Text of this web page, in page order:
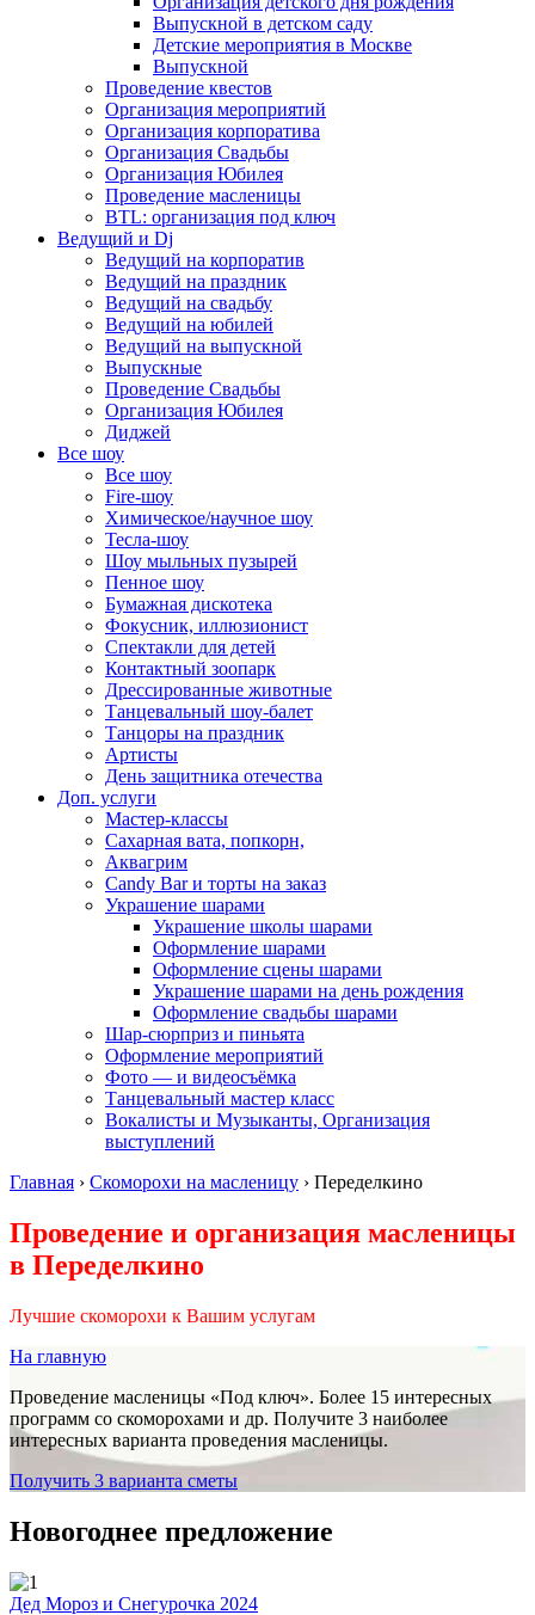
Выпускной в детском саду
Детские мероприятия в Москве
Выпускной
Проведение квестов
Организация мероприятий
Организация корпоратива
Организация Свадьбы
Организация Юбилея
Проведение масленицы
BTL: организация под ключ
Ведущий и Dj
Ведущий на корпоратив
Ведущий на праздник
Ведущий на свадьбу
Ведущий на юбилей
Ведущий на выпускной
Выпускные
Проведение Свадьбы
Организация Юбилея
Диджей
Все шоу
Все шоу
Fire-шоу
Химическое/научное шоу
Тесла-шоу
Шоу мыльных пузырей
Пенное шоу
Бумажная дискотека
Фокусник, иллюзионист
Спектакли для детей
Контактный зоопарк
Дрессированные животные
Танцевальный шоу-балет
Танцоры на праздник
Артисты
День защитника отечества
Доп. услуги
Мастер-классы
Сахарная вата, попкорн,
Аквагрим
Candy Bar и торты на заказ
Украшение шарами
Украшение школы шарами
Оформление шарами
Оформление сцены шарами
Украшение шарами на день рождения
Оформление свадьбы шарами
Шар-сюрприз и пиньята
Оформление мероприятий
Фото — и видеосъёмка
Танцевальный мастер класс
Вокалисты и Музыканты, Организация
выступлений
Главная › Скоморохи на масленицу › Переделкино
Проведение и организация масленицы
в Переделкино
Лучшие скоморохи к Вашим услугам
На главную
Проведение масленицы «Под ключ». Более 15 интересных
программ со скоморохами и др. Получите 3 наиболее
интересных варианта проведения масленицы.
Получить 3 варианта сметы
Новогоднее предложение
Дед Мороз и Снегурочка 2024